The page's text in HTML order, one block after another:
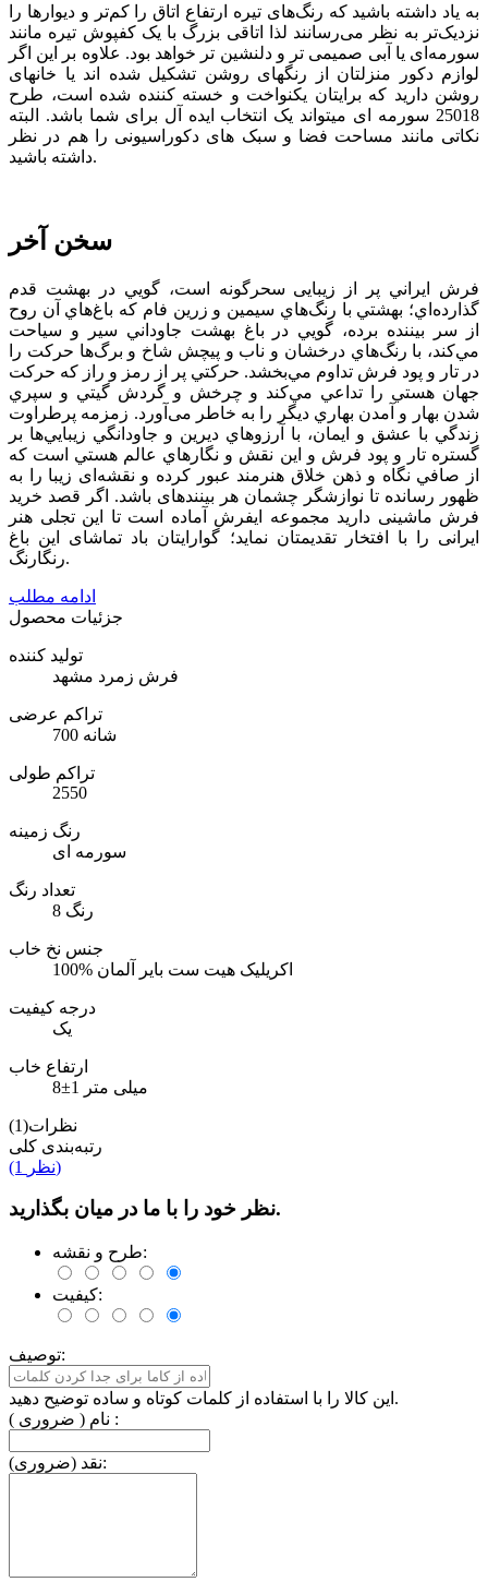
به یاد داشته باشید كه رنگ‌های تیره ارتفاع اتاق را كم‌تر و دیوارها را
نزدیک‌تر به نظر می‌رسانند لذا اتاقی بزرگ با يک کفپوش تيره مانند
سورمه‌ای یا آبی صميمی تر و دلنشين تر خواهد بود. علاوه بر این اگر
لوازم دکور منزلتان از رنگ­های روشن تشکیل شده­ اند یا خانه­ای
روشن دارید که برای­تان یکنواخت و خسته کننده شده است، طرح
25018 سورمه ای میتواند یک انتخاب ایده آل برای شما باشد. البته
نکاتی مانند مساحت فضا و سبک های دکوراسیونی را هم در نظر
داشته باشید.
سخن آخر
فرش ايراني پر از زيبایی سحرگونه است، گويي در بهشت قدم
گذارده‌اي؛ بهشتي با رنگ‌هاي سيمين و زرين فام كه باغ‌هاي آن روح
از سر بيننده برده، ‌گويي در باغ بهشت جاوداني سير و سياحت
مي‌كند، با رنگ‌هاي درخشان و ناب و پیچش شاخ و برگ‌ها حركت را
در تار و پود فرش تداوم مي‌بخشد. حركتي پر از رمز و راز كه حركت
جهان هستي را تداعي مي‌كند و چرخش و گردش گيتي و سپري
شدن بهار و آمدن بهاري ديگر را به خاطر می‌آورد. زمزمه پرطراوت
زندگي با عشق و ايمان، با آرزوهاي ديرين و جاودانگي زيبايي‌ها بر
گستره تار و پود فرش و اين نقش و نگارهاي عالم هستي است كه
از صافي نگاه و ذهن خلاق هنرمند عبور كرده و نقشه‌ای زیبا را به
ظهور رسانده تا نوازشگر چشمان هر بیننده­ای باشد. اگر قصد خرید
فرش ماشینی دارید مجموعه ایفرش آماده است تا این تجلی هنر
ایرانی را با افتخارتقدیمتان نماید؛ گوارایتان باد تماشای این باغ
رنگارنگ.
ادامه مطلب
جزئیات محصول
تولید کننده
فرش زمرد مشهد
تراکم عرضی
700 شانه
تراکم طولی
2550
رنگ زمینه
سورمه ای
تعداد رنگ
8 رنگ
جنس نخ خاب
100% اکریلیک هیت ست بایر آلمان
درجه کیفیت
یک
ارتفاع خاب
8±1 میلی متر
نظرات(1)
رتبه‌بندی کلی
(1 نظر)
نظر خود را با ما در میان بگذارید.
طرح و نقشه:
کیفیت:
توصیف:
این کالا را با استفاده از کلمات کوتاه و ساده توضیح دهید.
نام ( ضروری ) :
نقد (ضروری):